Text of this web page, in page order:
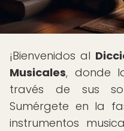
¡Bienvenidos al
Musicales, donde
través de sus
Sumérgete en la
instrumentos